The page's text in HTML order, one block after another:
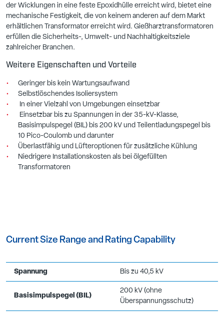
der Wicklungen in eine feste Epoxidhülle erreicht wird, bietet eine
mechanische Festigkeit, die von keinem anderen auf dem Markt
erhältlichen Transformator erreicht wird. Gießharztransformatoren
erfüllen die Sicherheits-, Umwelt- und Nachhaltigkeitsziele
zahlreicher Branchen.
Weitere Eigenschaften und Vorteile
Geringer bis kein Wartungsaufwand
Selbstlöschendes Isoliersystem
In einer Vielzahl von Umgebungen einsetzbar
Einsetzbar bis zu Spannungen in der 35-kV-Klasse,
Basisimpulspegel (BIL) bis 200 kV und Teilentladungspegel bis
10 Pico-Coulomb und darunter
Überlastfähig und Lüfteroptionen für zusätzliche Kühlung
Niedrigere Installationskosten als bei ölgefüllten
Transformatoren
Current Size Range and Rating Capability
Spannung Bis zu 40,5 kV
Basisimpulspegel (BIL)
200 kV (ohne
Überspannungsschutz)